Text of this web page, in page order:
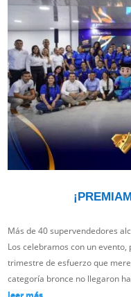
Más de 40 supervendedores
Los celebramos con un
trimestre de esfuerzo que
categoría bronce no llegaron
leer más